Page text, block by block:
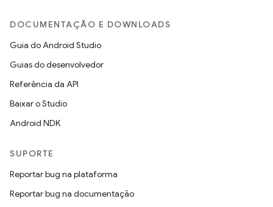
DOCUMENTAÇÃO E DOWNLOADS
Guia do Android Studio
Guias do desenvolvedor
Referência da API
Baixar o Studio
Android NDK
SUPORTE
Reportar bug na plataforma
Reportar bug na documentação